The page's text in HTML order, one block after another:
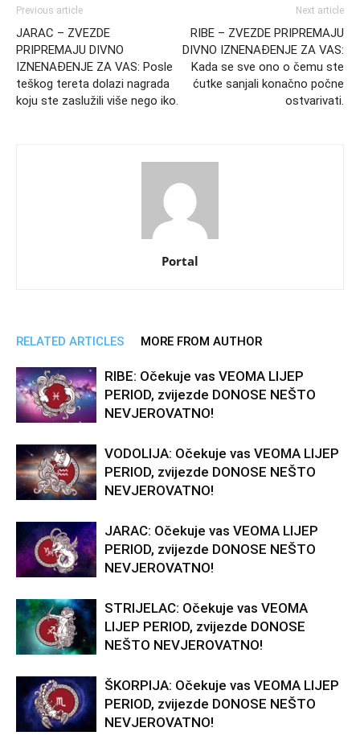
Previous article
JARAC – ZVEZDE
PRIPREMAJU DIVNO
IZNENAĐENJE ZA VAS: Posle
teškog tereta dolazi nagrada
koju ste zaslužili više nego iko.
Next article
RIBE – ZVEZDE PRIPREMAJU
DIVNO IZNENAĐENJE ZA VAS:
Kada se sve ono o čemu ste
ćutke sanjali konačno počne
ostvarivati.
Portal
RELATED ARTICLES MORE FROM AUTHOR
RIBE: Očekuje vas VEOMA LIJEP
PERIOD, zvijezde DONOSE NEŠTO
NEVJEROVATNO!
VODOLIJA: Očekuje vas VEOMA LIJEP
PERIOD, zvijezde DONOSE NEŠTO
NEVJEROVATNO!
JARAC: Očekuje vas VEOMA LIJEP
PERIOD, zvijezde DONOSE NEŠTO
NEVJEROVATNO!
STRIJELAC: Očekuje vas VEOMA
LIJEP PERIOD, zvijezde DONOSE
NEŠTO NEVJEROVATNO!
ŠKORPIJA: Očekuje vas VEOMA LIJEP
PERIOD, zvijezde DONOSE NEŠTO
NEVJEROVATNO!